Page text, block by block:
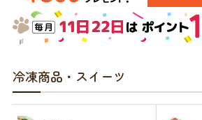
美容・ケア用品 服
日用品（デイリー）
商品リクエスト
お問い合わせ
冷凍商品・スイーツ